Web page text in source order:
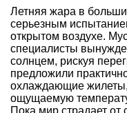
Летняя жара в
серьезным
открытом воздухе.
специалисты
солнцем, рискуя
предложили
охлаждающие жилеты,
ощущаемую
Пока мир страдает от